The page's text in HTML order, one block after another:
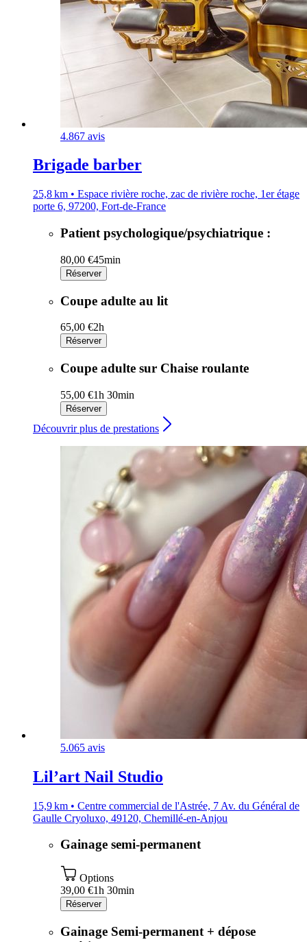
4.867 avis
Brigade barber
25,8 km • Espace rivière roche, zac de rivière roche, 1er étage
porte 6, 97200, Fort-de-France
Patient psychologique/psychiatrique :
80,00 €45min
Réserver
Coupe adulte au lit
65,00 €2h
Réserver
Coupe adulte sur Chaise roulante
55,00 €1h 30min
Réserver
Découvrir plus de prestations
5.065 avis
Lil’art Nail Studio
15,9 km • Centre commercial de l'Astrée, 7 Av. du Général de
Gaulle Cryoluxo, 49120, Chemillé-en-Anjou
Gainage semi-permanent
Options
39,00 €1h 30min
Réserver
Gainage Semi-permanent + dépose